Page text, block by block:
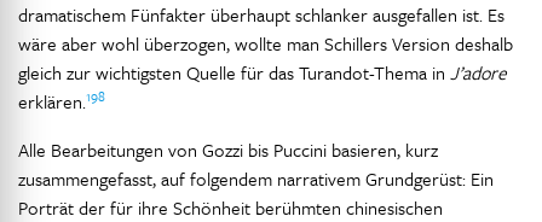
dramatischem Fünfakter überhaupt schlanker ausgefallen ist. Es
wäre aber wohl überzogen, wollte man Schillers Version deshalb
gleich zur wichtigsten Quelle für das Turandot-Thema in J’adore
erklären.198
Alle Bearbeitungen von Gozzi bis Puccini basieren, kurz
zusammengefasst, auf folgendem narrativem Grundgerüst: Ein
Porträt der für ihre Schönheit berühmten chinesischen